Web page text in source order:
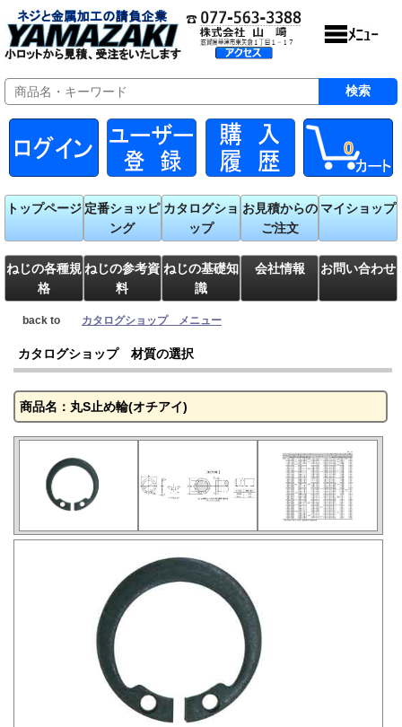
0
トップページ 定番ショッピ
ング
カタログショ
ップ
お見積からの
ご注文
マイショップ
ねじの各種規
格
ねじの参考資
料
ねじの基礎知
識
会社情報 お問い合わせ
back to カタログショップ メニュー
カタログショップ 材質の選択
商品名：丸S止め輪(オチアイ)